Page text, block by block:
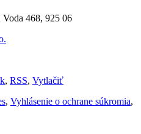
468, 925 06
, RSS, Vytlačiť
, Vyhlásenie o ochrane súkromia,